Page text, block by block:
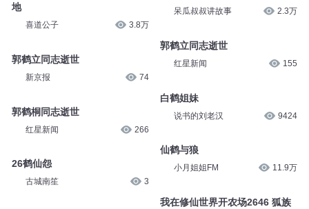
地
喜道公子 3.8万
郭鹤立同志逝世
新京报 74
郭鹤桐同志逝世
红星新闻 266
26鹤仙怨
古城南笙 3
呆瓜叔叔讲故事 2.3万
郭鹤立同志逝世
红星新闻 155
白鹤姐妹
说书的刘老汉 9424
仙鹤与狼
小月姐姐FM 11.9万
我在修仙世界开农场2646 狐族